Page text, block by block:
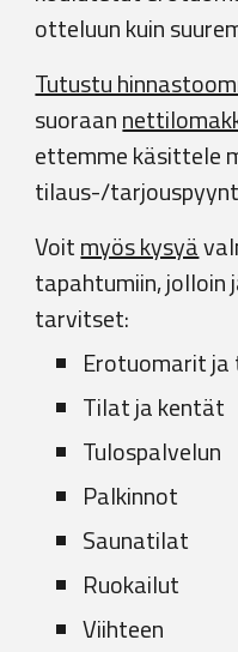
otteluun kuin
Tutustu
suoraan
ettemme käsittele
tilaus-/
Voitmyös kysyä
tapahtumiin, jolloin
tarvitset:
Erotuomarit
Tilat ja kentät
Tulospalvelun
Palkinnot
Saunatilat
Ruokailut
Viihteen